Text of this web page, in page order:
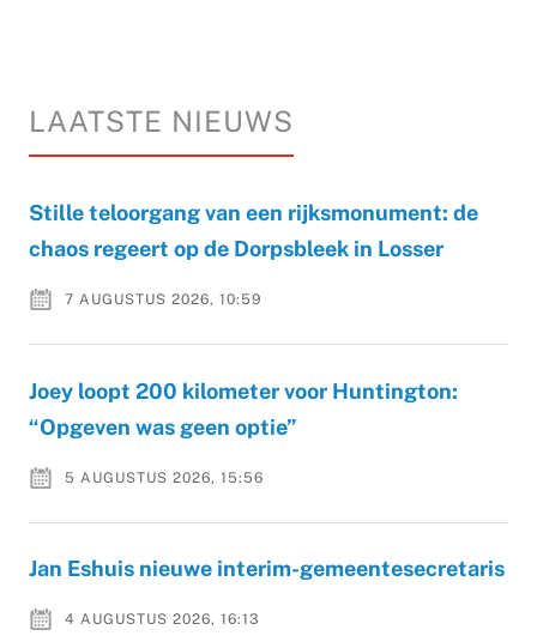
LAATSTE NIEUWS
Stille teloorgang van een rijksmonument: de
chaos regeert op de Dorpsbleek in Losser
7 AUGUSTUS 2026, 10:59
Joey loopt 200 kilometer voor Huntington:
“Opgeven was geen optie”
5 AUGUSTUS 2026, 15:56
Jan Eshuis nieuwe interim-gemeentesecretaris
4 AUGUSTUS 2026, 16:13